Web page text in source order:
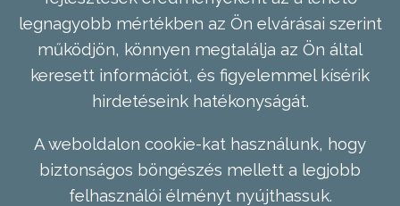
legnagyobb mértékben az Ön elvárásai szerint
működjön, könnyen megtalálja az Ön által
keresett információt, és figyelemmel kísérik
hirdetéseink hatékonyságát.
A weboldalon cookie-kat használunk, hogy
biztonságos böngészés mellett a legjobb
felhasználói élményt nyújthassuk.